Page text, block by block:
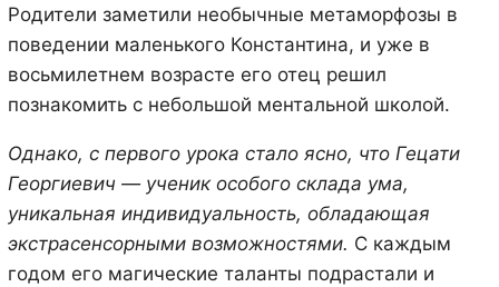
Родители заметили необычные метаморфозы в
поведении маленького Константина, и уже в
восьмилетнем возрасте его отец решил
познакомить с небольшой ментальной школой.
Однако, с первого урока стало ясно, что Гецати
Георгиевич — ученик особого склада ума,
уникальная индивидуальность, обладающая
экстрасенсорными возможностями. С каждым
годом его магические таланты подрастали и